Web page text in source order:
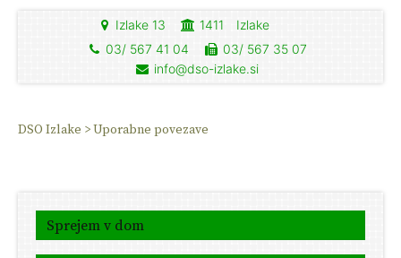
Izlake 13 1411
Izlake
03/ 567 41 04
03/ 567 35 07
info@dso-izlake.si
DSO Izlake >Uporabne povezave
Sprejem v dom